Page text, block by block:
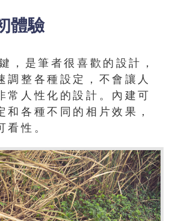
體驗
，是筆者很喜歡的設計，
調整各種設定，不會讓人
常人性化的設計。內建可
和各種不同的相片效果，
看性。